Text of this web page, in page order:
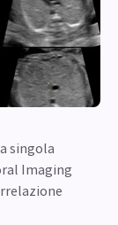
singola
Imaging